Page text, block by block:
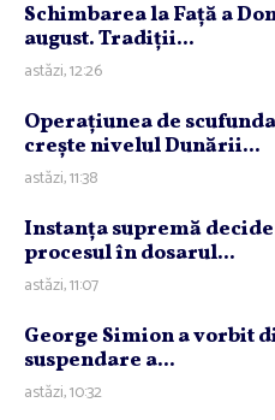
Schimbarea la Faţă a
august. Tradiţii...
astăzi, 12:26
Operaţiunea de
creşte nivelul Dunării...
astăzi, 11:38
Instanţa supremă
procesul în dosarul...
astăzi, 11:07
George Simion a vorbit
suspendare a...
astăzi, 10:32